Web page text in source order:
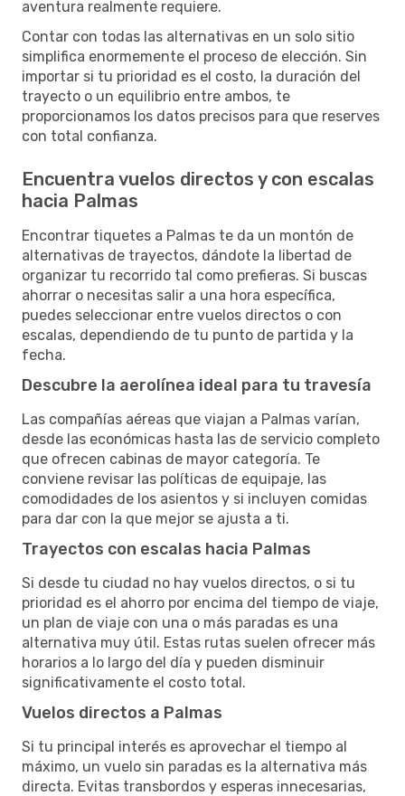
aventura realmente requiere.
Contar con todas las alternativas en un solo sitio
simplifica enormemente el proceso de elección. Sin
importar si tu prioridad es el costo, la duración del
trayecto o un equilibrio entre ambos, te
proporcionamos los datos precisos para que reserves
con total confianza.
Encuentra vuelos directos y con escalas
hacia Palmas
Encontrar tiquetes a Palmas te da un montón de
alternativas de trayectos, dándote la libertad de
organizar tu recorrido tal como prefieras. Si buscas
ahorrar o necesitas salir a una hora específica,
puedes seleccionar entre vuelos directos o con
escalas, dependiendo de tu punto de partida y la
fecha.
Descubre la aerolínea ideal para tu travesía
Las compañías aéreas que viajan a Palmas varían,
desde las económicas hasta las de servicio completo
que ofrecen cabinas de mayor categoría. Te
conviene revisar las políticas de equipaje, las
comodidades de los asientos y si incluyen comidas
para dar con la que mejor se ajusta a ti.
Trayectos con escalas hacia Palmas
Si desde tu ciudad no hay vuelos directos, o si tu
prioridad es el ahorro por encima del tiempo de viaje,
un plan de viaje con una o más paradas es una
alternativa muy útil. Estas rutas suelen ofrecer más
horarios a lo largo del día y pueden disminuir
significativamente el costo total.
Vuelos directos a Palmas
Si tu principal interés es aprovechar el tiempo al
máximo, un vuelo sin paradas es la alternativa más
directa. Evitas transbordos y esperas innecesarias,